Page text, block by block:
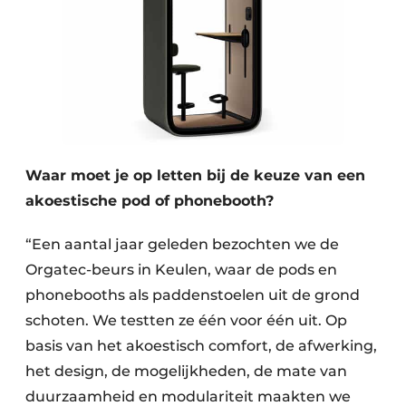
Waar moet je op letten bij de keuze van een
akoestische pod of phonebooth?
“Een aantal jaar geleden bezochten we de
Orgatec-beurs in Keulen, waar de pods en
phonebooths als paddenstoelen uit de grond
schoten. We testten ze één voor één uit. Op
basis van het akoestisch comfort, de afwerking,
het design, de mogelijkheden, de mate van
duurzaamheid en modulariteit maakten we